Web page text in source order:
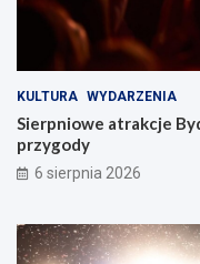
KULTURA WYDARZENIA
Sierpniowe atrakcje
przygody
6 sierpnia 2026